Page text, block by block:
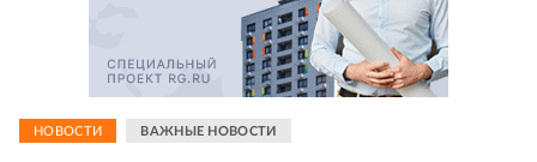
НОВОСТИ ВАЖНЫЕ НОВОСТИ